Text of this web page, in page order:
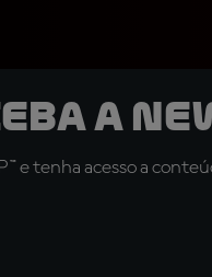
a
e tenha acesso a